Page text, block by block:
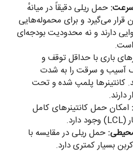
سرعت: حمل ریلی دقیقاً در میانهٔ
قرار می‌گیرد و برای محموله‌هایی
دارند و نه محدودیت بودجه‌ای
است.
باری با حداقل توقف و
آسیب و سرقت را به شدت
پلمپ شده و تحت
امکان حمل کانتینرهای کامل
حمل ریلی در مقایسه با
بسیار کمتری دارد.